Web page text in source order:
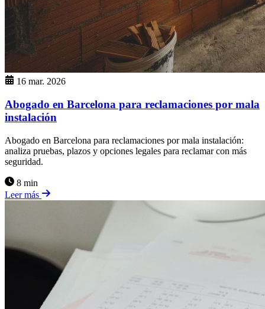
16 mar. 2026
Abogado en Barcelona para reclamaciones por mala
instalación
Abogado en Barcelona para reclamaciones por mala instalación:
analiza pruebas, plazos y opciones legales para reclamar con más
seguridad.
8 min
Leer más